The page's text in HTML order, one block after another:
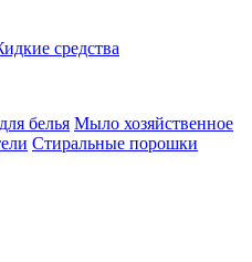
средства
белья Мыло хозяйственное
Стиральные порошки